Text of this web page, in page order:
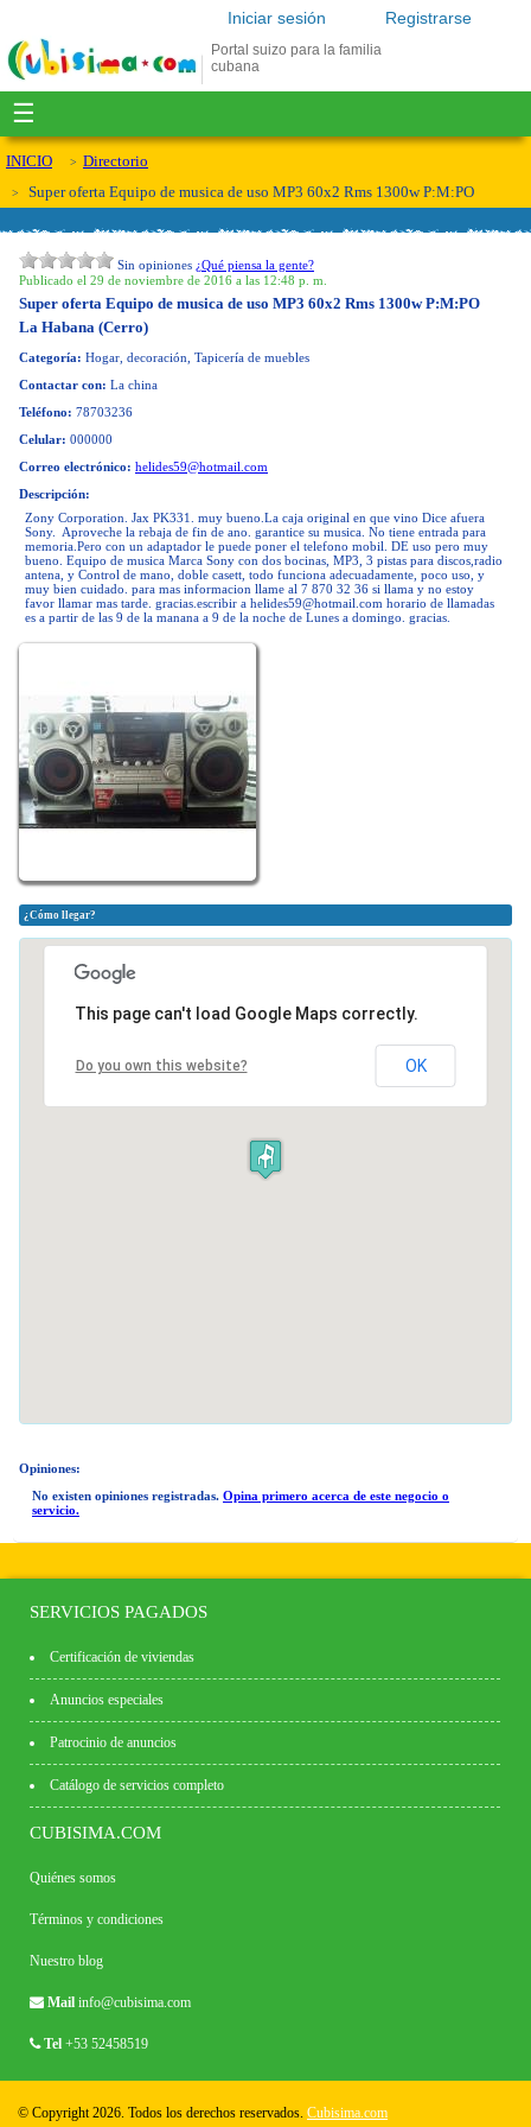
Registrarse
Iniciar sesión
Portal suizo para la familia
cubana
☰
INICIO
Directorio
Super oferta Equipo de musica de uso MP3 60x2 Rms 1300w P:M:PO
Sin opiniones ¿Qué piensa la gente?
Publicado el 29 de noviembre de 2016 a las 12:48 p. m.
Super oferta Equipo de musica de uso MP3 60x2 Rms 1300w P:M:PO
La Habana (Cerro)
Categoría: Hogar, decoración, Tapicería de muebles
Contactar con: La china
Teléfono: 78703236
Celular: 000000
Correo electrónico: helides59@hotmail.com
Descripción:
Zony Corporation. Jax PK331. muy bueno.La caja original en que vino Dice afuera
Sony. Aproveche la rebaja de fin de ano. garantice su musica. No tiene entrada para
memoria.Pero con un adaptador le puede poner el telefono mobil. DE uso pero muy
bueno. Equipo de musica Marca Sony con dos bocinas, MP3, 3 pistas para discos,radio
antena, y Control de mano, doble casett, todo funciona adecuadamente, poco uso, y
muy bien cuidado. para mas informacion llame al 7 870 32 36 si llama y no estoy
favor llamar mas tarde. gracias.escribir a helides59@hotmail.com horario de llamadas
es a partir de las 9 de la manana a 9 de la noche de Lunes a domingo. gracias.
¿Cómo llegar?
This page can't load Google Maps correctly.
Do you own this website? OK
Opiniones:
No existen opiniones registradas. Opina primero acerca de este negocio o
servicio.
SERVICIOS PAGADOS
Certificación de viviendas
Anuncios especiales
Patrocinio de anuncios
Catálogo de servicios completo
CUBISIMA.COM
Quiénes somos
Términos y condiciones
Nuestro blog
Mail info@cubisima.com
Tel +53 52458519
© Copyright 2026. Todos los derechos reservados. Cubisima.com